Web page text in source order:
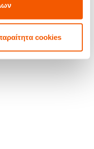
cookies